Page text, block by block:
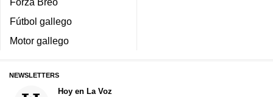
Fútbol gallego
Motor gallego
NEWSLETTERS
Hoy en La Voz